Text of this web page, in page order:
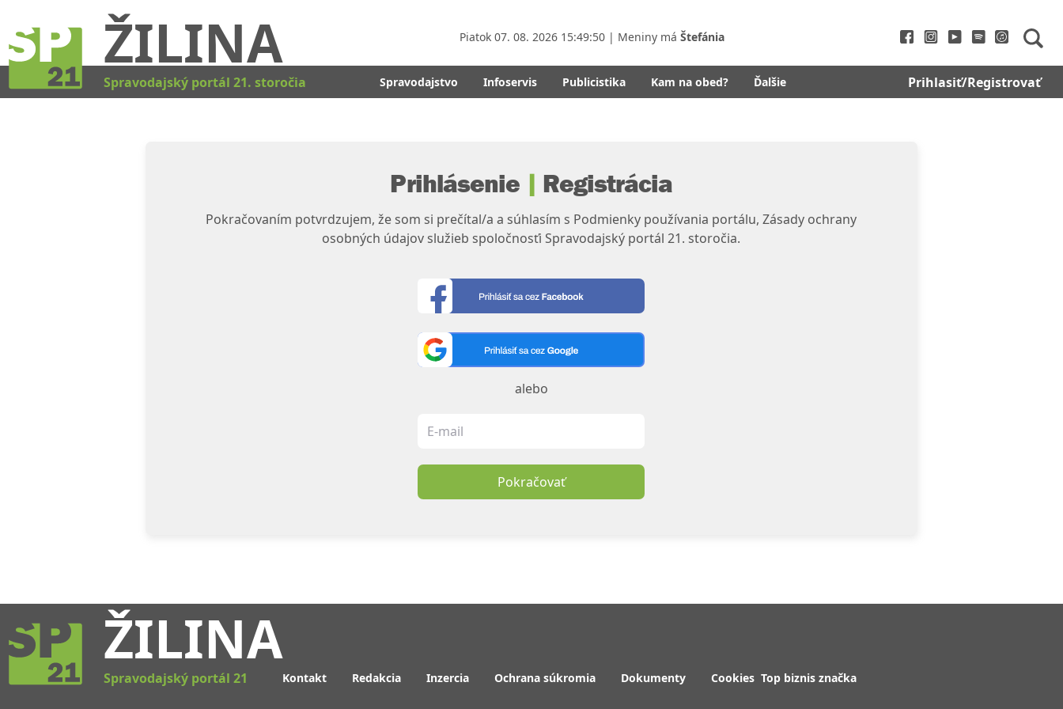
ŽILINA Piatok 07. 08. 2026 15:49:50 | Meniny má Štefánia
Spravodajský portál 21. storočia Spravodajstvo Infoservis Publicistika Kam na obed? Ďalšie Prihlasiť/Registrovať
Prihlásenie | Registrácia
Pokračovaním potvrdzujem, že som si prečítal/a a súhlasím s Podmienky používania portálu, Zásady ochrany
osobných údajov služieb spoločnosťi Spravodajský portál 21. storočia.
alebo
Pokračovať
ŽILINA
Spravodajský portál 21 Kontakt Redakcia Inzercia Ochrana súkromia Dokumenty Cookies Top biznis značka